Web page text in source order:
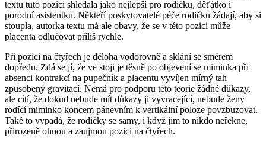
textu tuto pozici shledala jako nejlepší pro rodičku, děťátko i
porodní asistentku. Někteří poskytovatelé péče rodičku žádají, aby si
stoupla, autorka textu má ale obavy, že se v této pozici může
placenta odlučovat příliš rychle.
Při pozici na čtyřech je děloha vodorovně a sklání se směrem
dopředu. Zdá se jí, že ve stoji je těsně po objevení se miminka při
absenci kontrakcí na pupečník a placentu vyvíjen mírný tah
způsobený gravitací. Nemá pro podporu této teorie žádné důkazy,
ale cítí, že dokud nebude mít důkazy ji vyvracející, nebude ženy
rodící miminko koncem pánevním k vertikální poloze povzbuzovat.
Také to vypadá, že rodičky se samy, i když jim to nikdo neřekne,
přirozeně ohnou a zaujmou pozici na čtyřech.